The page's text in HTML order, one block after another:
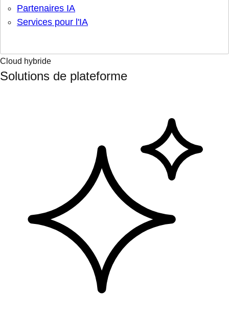
Partenaires IA
Services pour l'IA
Cloud hybride
Solutions de plateforme